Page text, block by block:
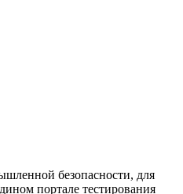
безопасности, для
портале тестирования